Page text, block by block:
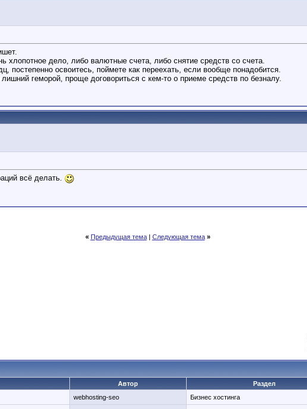
хлопотное дело, либо валютные счета, либо снятие средств со счета.
постепенно освоитесь, поймете как переехать, если вообще понадобится.
геморой, проще договориться с кем-то о приеме средств по безналу.
всё делать.
« Предыдущая тема| Следующая тема »
Автор Раздел
webhosting-seo Бизнес хостинга